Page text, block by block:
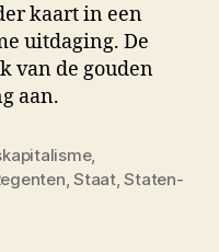
kaart in een
uitdaging. De
van de gouden
aan.
,
,Staat,Staten-